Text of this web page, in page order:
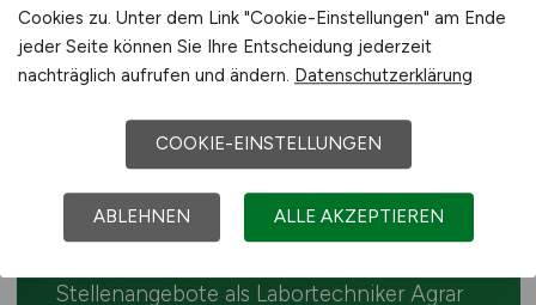
Iserlohn
Der Agrar-Arbeitsmarkt in Iserlohn bietet
Chancen für Labortechniker Agrar-
Fachkräfte. Die regionale Betriebsstruktur in
Nordrhein-Westfalen umfasst
Schweinehaltung, Gartenbau und
Lebensmittelindustrie. Auf dieser Seite
Stellenangebote als Labortechniker Agrar
Cookies zu. Unter dem Link "Cookie-Einstellungen" am Ende
jeder Seite können Sie Ihre Entscheidung jederzeit
nachträglich aufrufen und ändern. Datenschutzerklärung
COOKIE-EINSTELLUNGEN
ABLEHNEN ALLE AKZEPTIEREN